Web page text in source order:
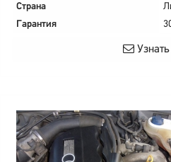
Страна
Гарантия